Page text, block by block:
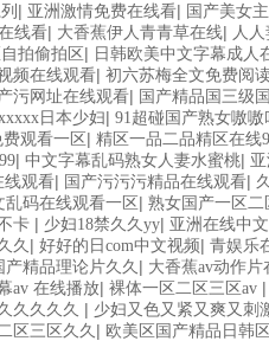
| 亚洲激情免费在线看| 国产美女
线看| 大香蕉伊人青青草在线| 人
拍偷拍区 | 日韩欧美中文字幕成人
频在线观看| 初六苏梅全文免费阅
污网址在线观看| 国产精品国三级
日本少妇| 91超碰国产熟女嗷嗷
观看一区| 精区一品二品精区在线
| 中文字幕乱码熟女人妻水蜜桃|
线观看| 国产污污污精品在线观看|
乱码在线观看一区 | 熟女国产一区二
卡 | 少妇18禁久久yy| 亚洲在线中
久 | 好好的日com中文视频| 青娱乐
产精品理论片久久| 大香蕉av动作片
av 在线播放| 裸体一区二区三区av
久久久久 | 少妇又色又紧又爽又刺
区三区久久 | 欧美区国产精品日韩